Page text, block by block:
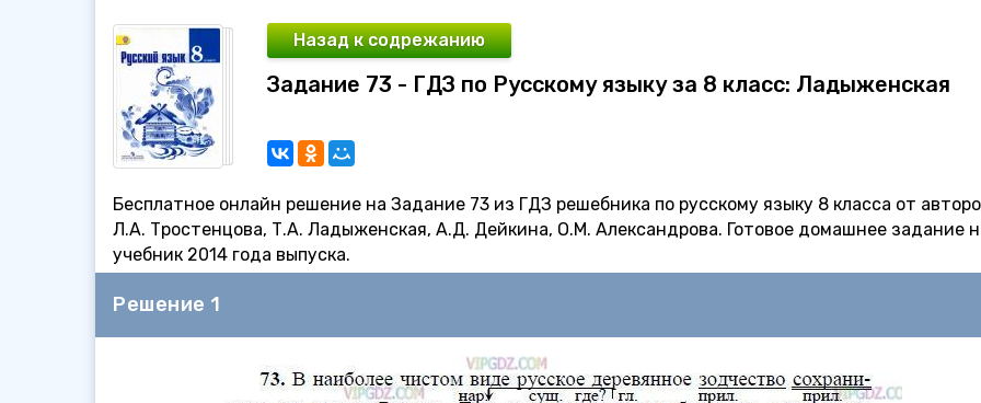
Назад к содрежанию
Задание 73 - ГДЗ по Русскому языку за 8 класс: Ладыженская
Бесплатное онлайн решение на Задание 73 из ГДЗ решебника по русскому языку 8 класса от
Л.А. Тростенцова, Т.А. Ладыженская, А.Д. Дейкина, О.М. Александрова. Готовое домашнее задание
учебник 2014 года выпуска.
Решение 1